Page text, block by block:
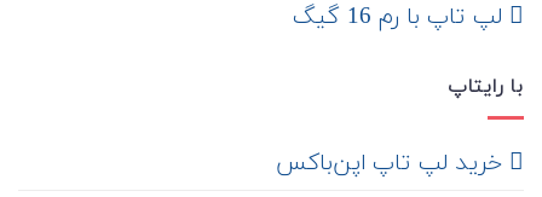
لپ تاپ با رم 16 گیگ
با رایتاپ
‌ خرید لپ تاپ اپن‌باکس